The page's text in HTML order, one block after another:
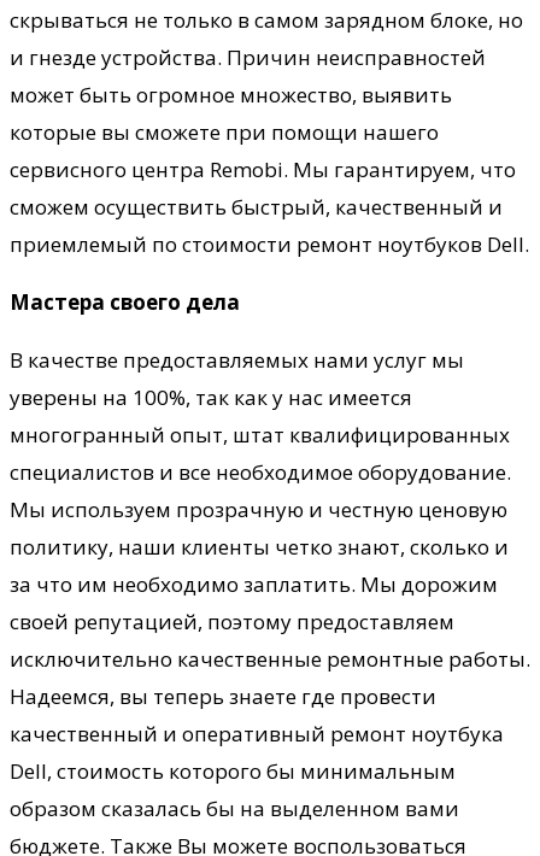
скрываться не только в самом зарядном блоке, но
и гнезде устройства. Причин неисправностей
может быть огромное множество, выявить
которые вы сможете при помощи нашего
сервисного центра Remobi. Мы гарантируем, что
сможем осуществить быстрый, качественный и
приемлемый по стоимости ремонт ноутбуков Dell.
Мастера своего дела
В качестве предоставляемых нами услуг мы
уверены на 100%, так как у нас имеется
многогранный опыт, штат квалифицированных
специалистов и все необходимое оборудование.
Мы используем прозрачную и честную ценовую
политику, наши клиенты четко знают, сколько и
за что им необходимо заплатить. Мы дорожим
своей репутацией, поэтому предоставляем
исключительно качественные ремонтные работы.
Надеемся, вы теперь знаете где провести
качественный и оперативный ремонт ноутбука
Dell, стоимость которого бы минимальным
образом сказалась бы на выделенном вами
бюджете. Также Вы можете воспользоваться